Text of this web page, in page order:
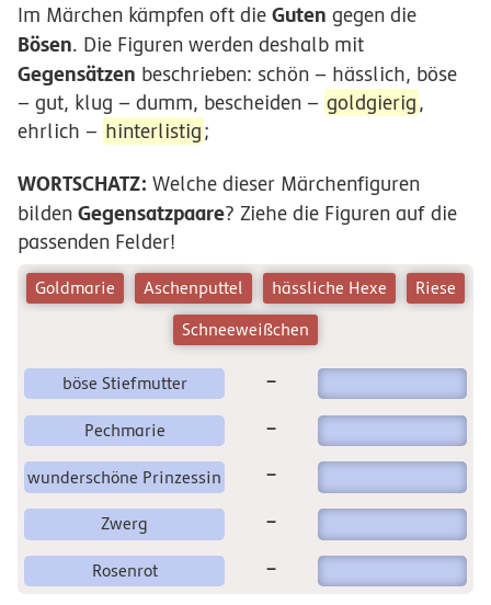
Im Märchen kämpfen oft die Guten gegen die
Bösen. Die Figuren werden deshalb mit
Gegensätzen beschrieben: schön – hässlich, böse
– gut, klug – dumm, bescheiden – goldgierig,
ehrlich – hinterlistig;
WORTSCHATZ: Welche dieser Märchenfiguren
bilden Gegensatzpaare? Ziehe die Figuren auf die
passenden Felder!
Goldmarie Aschenputtel hässliche Hexe Riese
Schneeweißchen
böse Stiefmutter –
Pechmarie –
wunderschöne Prinzessin –
Zwerg –
Rosenrot –